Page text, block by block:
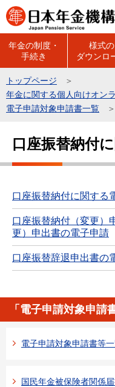
こ
の
の
先
年金の制度・
手続き
様式の
ダウンロ
トップページ
年金に関する個人向けオン
電子申請対象申請書一覧
こ
口座振替納付
口座振替納付に関する
口座振替納付（変更）
更）申出書の電子申請
口座振替辞退申出書の
「電子申請対象申請
電子申請対象申請書等
国民年金被保険者関係